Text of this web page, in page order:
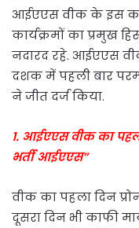
आईएएस वीक के इस
कार्यक्रमों का प्रमुख
नदारद रहे. आईएएस
दशक में पहली बार
ने जीत दर्ज किया.
१. आईएएस वीक का
भर्ती आईएएस”
वीक का पहला दिन
दूसरा दिन भी काफी